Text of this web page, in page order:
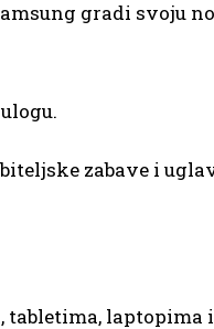
gradi svoju
zabave i
laptopima